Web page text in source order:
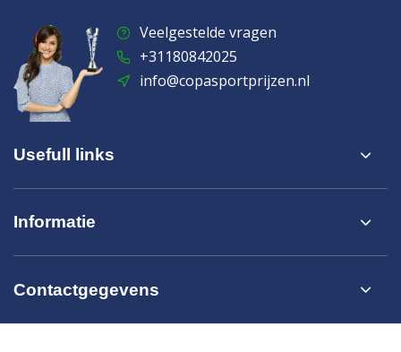
Veelgestelde vragen
+31180842025
info@copasportprijzen.nl
Usefull links
Informatie
Contactgegevens